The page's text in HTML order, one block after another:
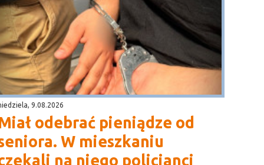
9.08.2026
odebrać pieniądze od
W mieszkaniu
na niego policjanci